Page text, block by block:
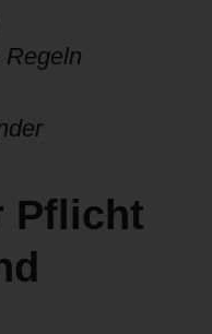
Pflicht